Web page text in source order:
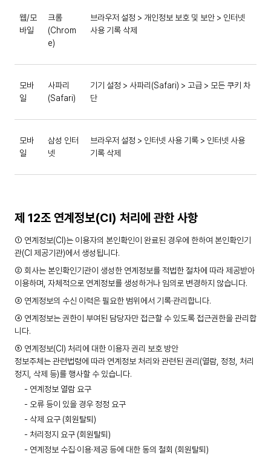
웹/모
바일
크롬
(Chrom
e)
브라우저 설정 > 개인정보 보호 및 보안 > 인터넷
사용 기록 삭제
모바
일
사파리
(Safari)
기기 설정 > 사파리(Safari) > 고급 > 모든 쿠키 차
단
모바
일
삼성 인터
넷
브라우저 설정 > 인터넷 사용 기록 > 인터넷 사용
기록 삭제
제 12조 연계정보(CI) 처리에 관한 사항
① 연계정보(CI)는 이용자의 본인확인이 완료된 경우에 한하여 본인확인기
관(CI 제공기관)에서 생성됩니다.
② 회사는 본인확인기관이 생성한 연계정보를 적법한 절차에 따라 제공받아
이용하며, 자체적으로 연계정보를 생성하거나 임의로 변경하지 않습니다.
③ 연계정보의 수신 이력은 필요한 범위에서 기록·관리합니다.
④ 연계정보는 권한이 부여된 담당자만 접근할 수 있도록 접근권한을 관리합
니다.
⑤ 연계정보(CI) 처리에 대한 이용자 권리 보호 방안
정보주체는 관련법령에 따라 연계정보 처리와 관련된 권리(열람, 정정, 처리
정지, 삭제 등)를 행사할 수 있습니다.
- 연계정보 열람 요구
- 오류 등이 있을 경우 정정 요구
- 삭제 요구 (회원탈퇴)
- 처리정지 요구 (회원탈퇴)
- 연계정보 수집·이용·제공 등에 대한 동의 철회 (회원탈퇴)